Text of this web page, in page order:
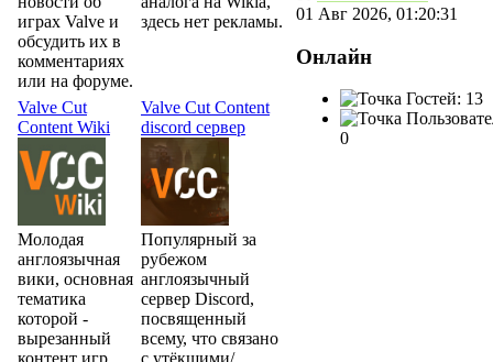
играх Valve и
обсудить их в
комментариях
или на форуме.
здесь нет рекламы.
Valve Cut
Content Wiki
Молодая
англоязычная
вики, основная
тематика
которой -
вырезанный
контент игр
Valve Cut Content
discord сервер
Популярный за
рубежом
англоязычный
сервер Discord,
посвященный
всему, что связано
с утёкшими/
01 Авг 2026, 01:20:31
Онлайн
Гостей: 13
0